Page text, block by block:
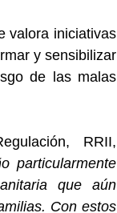
valora iniciativas
y sensibilizar
de las malas
RRII,
particularmente
que aún
Con estos